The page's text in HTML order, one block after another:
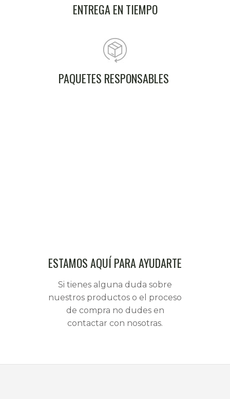
ENTREGA EN TIEMPO
PAQUETES RESPONSABLES
ESTAMOS AQUÍ PARA AYUDARTE
Si tienes alguna duda sobre
nuestros productos o el proceso
de compra no dudes en
contactar con nosotras.